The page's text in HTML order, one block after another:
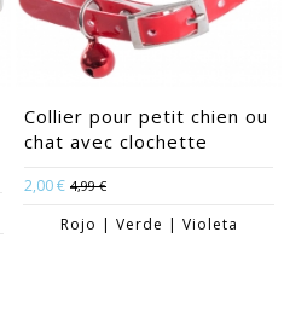
Collier pour petit chien ou
chat avec clochette
2,00 € 4,99 €
Rojo | Verde | Violeta